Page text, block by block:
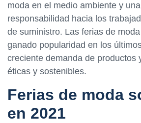
moda en el medio ambiente y
responsabilidad hacia los
de suministro. Las ferias de
ganado popularidad en los
creciente demanda de productos
éticas y sostenibles.
Ferias de moda
en 2021